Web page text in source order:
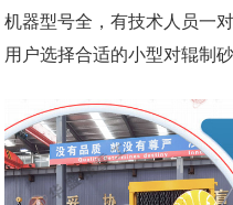
机器型号全，有技术人员一
用户选择合适的小型对辊制